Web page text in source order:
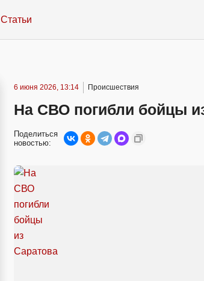
Статьи
6 июня 2026, 13:14 Происшествия
На СВО погибли бойцы
Поделиться
новостью: